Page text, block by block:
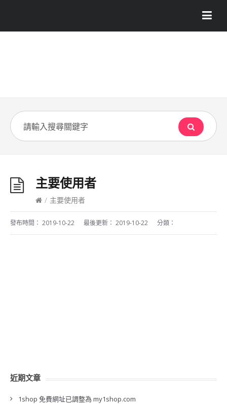
主要使用者
/ 主要使用者
發布時間： 2019-10-22 最後更新： 2019-10-22 分類：
近期文章
1shop 免費網址已調整為 my1shop.com